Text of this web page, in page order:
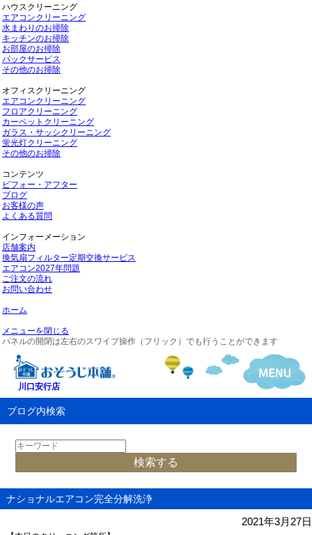
ハウスクリーニング
エアコンクリーニング
水まわりのお掃除
キッチンのお掃除
お部屋のお掃除
パックサービス
その他のお掃除
オフィスクリーニング
エアコンクリーニング
フロアクリーニング
カーペットクリーニング
ガラス・サッシクリーニング
蛍光灯クリーニング
その他のお掃除
コンテンツ
ビフォー・アフター
ブログ
お客様の声
よくある質問
インフォーメーション
店舗案内
換気扇フィルター定期交換サービス
エアコン2027年問題
ご注文の流れ
お問い合わせ
ホーム
メニューを閉じる
パネルの開閉は左右のスワイプ操作（フリック）でも行うことができます
川口安行店
ブログ内検索
ナショナルエアコン完全分解洗浄
2021年3月27日